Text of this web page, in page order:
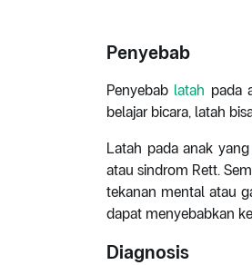
Penyebab
Penyebab latah pada
belajar bicara, latah
Latah pada anak
atau sindrom Rett.
tekanan mental atau
dapat menyebabkan
Diagnosis